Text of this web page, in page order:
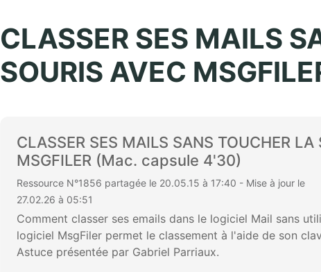
CLASSER SES MAILS
SOURIS AVEC
CLASSER SES MAILS SANS TOUCHER LA
MSGFILER (Mac. capsule 4'30)
Ressource N°1856 partagée le 20.05.15 à 17:40 - Mise à jour le
27.02.26 à 05:51
Comment classer ses emails dans le logiciel Mail sans
logiciel MsgFiler permet le classement à l'aide de son
Astuce présentée par Gabriel Parriaux.